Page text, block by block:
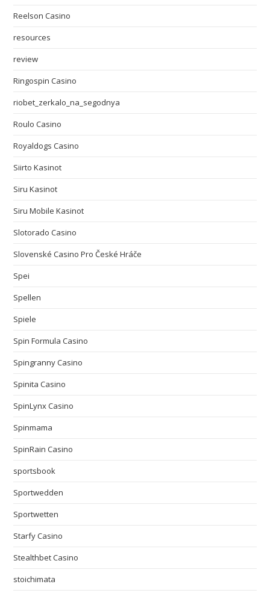
Reelson Casino
resources
review
Ringospin Casino
riobet_zerkalo_na_segodnya
Roulo Casino
Royaldogs Casino
Siirto Kasinot
Siru Kasinot
Siru Mobile Kasinot
Slotorado Casino
Slovenské Casino Pro České Hráče
Spei
Spellen
Spiele
Spin Formula Casino
Spingranny Casino
Spinita Casino
SpinLynx Casino
Spinmama
SpinRain Casino
sportsbook
Sportwedden
Sportwetten
Starfy Casino
Stealthbet Casino
stoichimata